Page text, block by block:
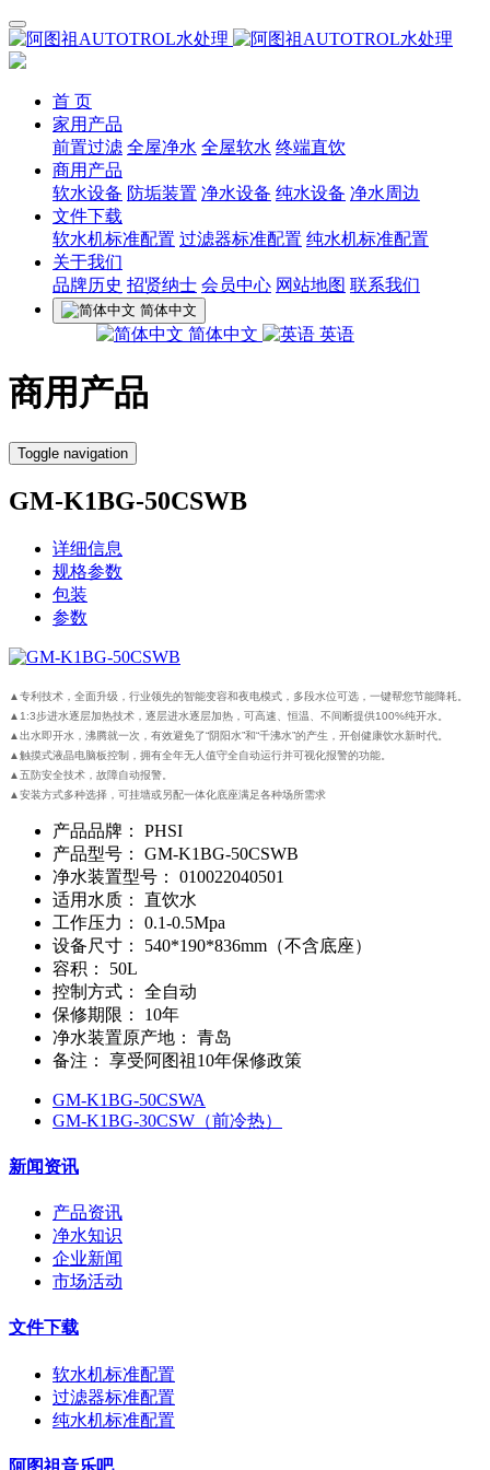
首 页
家用产品
前置过滤 全屋净水 全屋软水 终端直饮
商用产品
软水设备 防垢装置 净水设备 纯水设备 净水周边
文件下载
软水机标准配置 过滤器标准配置 纯水机标准配置
关于我们
品牌历史 招贤纳士 会员中心 网站地图 联系我们
简体中文
简体中文 英语
商用产品
Toggle navigation
GM-K1BG-50CSWB
详细信息
规格参数
包装
参数
▲专利技术，全面升级，行业领先的智能变容和夜电模式，多段水位可选，一键帮您节能降耗。
▲1:3步进水逐层加热技术，逐层进水逐层加热，可高速、恒温、不间断提供100%纯开水。
▲出水即开水，沸腾就一次，有效避免了“阴阳水”和“千沸水”的产生，开创健康饮水新时代。
▲触摸式液晶电脑板控制，拥有全年无人值守全自动运行并可视化报警的功能。
▲五防安全技术，故障自动报警。
▲安装方式多种选择，可挂墙或另配一体化底座满足各种场所需求
产品品牌：
PHSI
产品型号：
GM-K1BG-50CSWB
净水装置型号：
010022040501
适用水质：
直饮水
工作压力：
0.1-0.5Mpa
设备尺寸：
540*190*836mm（不含底座）
容积：
50L
控制方式：
全自动
保修期限：
10年
净水装置原产地：
青岛
备注：
享受阿图祖10年保修政策
GM-K1BG-50CSWA
GM-K1BG-30CSW（前冷热）
新闻资讯
产品资讯
净水知识
企业新闻
市场活动
文件下载
软水机标准配置
过滤器标准配置
纯水机标准配置
阿图祖音乐吧